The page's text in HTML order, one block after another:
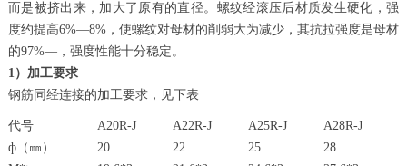
而是被挤出来，加大了原有的直径。螺纹经滚压后材质发生硬化，强
度约提高6%—8%，使螺纹对母材的削弱大为减少，其抗拉强度是母材
的97%—，强度性能十分稳定。
1）加工要求
钢筋同经连接的加工要求，见下表
代号 A20R-J A22R-J A25R-J
A28R-J
ф（㎜）
20 22 25
28